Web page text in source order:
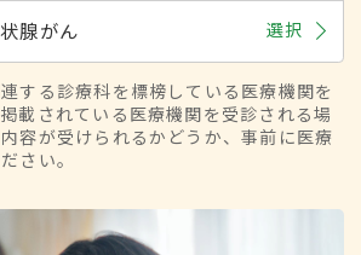
腺がん 選択
する診療科を標榜している医療機関を
載されている医療機関を受診される場
容が受けられるかどうか、事前に医療
さい。